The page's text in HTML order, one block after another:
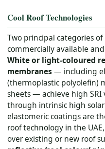
Cool Roof Technologies
Two principal categories
commercially available
White or light-coloured
membranes — including
(thermoplastic polyolefin)
sheets — achieve high SRI
through intrinsic high
elastomeric coatings are
roof technology in the
over existing or new roof